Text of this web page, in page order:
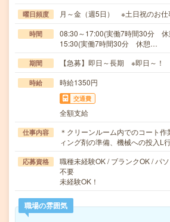
曜日頻度 月～金（週5日） ※土日祝のお仕
時間
08:30～17:00(実働7時間30分 休
15:30(実働7時間30分 休憩…
期間 【急募】即日～長期 ※即日～！
時給 時給1350円
交通費
全額支給
仕事内容
＊クリーンルーム内でのコート
ィング剤の準備、機械への投入L
応募資格
職種未経験OK / ブランクOK / パ
不要
未経験OK！
職場の雰囲気